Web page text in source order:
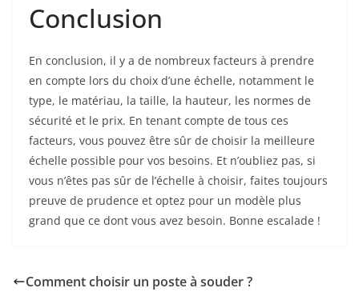
Conclusion
En conclusion, il y a de nombreux facteurs à prendre
en compte lors du choix d’une échelle, notamment le
type, le matériau, la taille, la hauteur, les normes de
sécurité et le prix. En tenant compte de tous ces
facteurs, vous pouvez être sûr de choisir la meilleure
échelle possible pour vos besoins. Et n’oubliez pas, si
vous n’êtes pas sûr de l’échelle à choisir, faites toujours
preuve de prudence et optez pour un modèle plus
grand que ce dont vous avez besoin. Bonne escalade !
Comment choisir un poste à souder ?